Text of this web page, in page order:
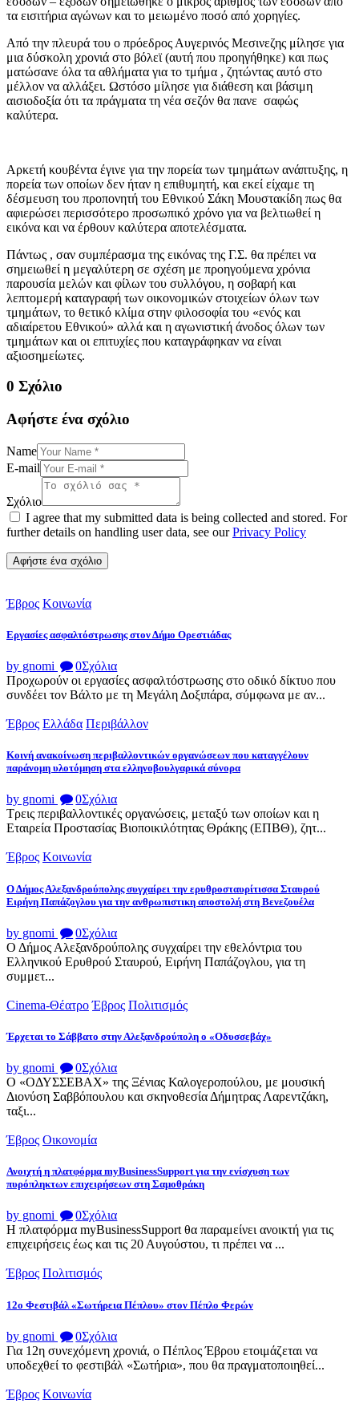
τα εισιτήρια αγώνων και το μειωμένο ποσό από χορηγίες.
Από την πλευρά του ο πρόεδρος Αυγερινός Μεσινεζης μίλησε για
μια δύσκολη χρονιά στο βόλεϊ (αυτή που προηγήθηκε) και πως
ματώσανε όλα τα αθλήματα για το τμήμα , ζητώντας αυτό στο
μέλλον να αλλάξει. Ωστόσο μίλησε για διάθεση και βάσιμη
αισιοδοξία ότι τα πράγματα τη νέα σεζόν θα πανε σαφώς
καλύτερα.
Αρκετή κουβέντα έγινε για την πορεία των τμημάτων ανάπτυξης, η
πορεία των οποίων δεν ήταν η επιθυμητή, και εκεί είχαμε τη
δέσμευση του προπονητή του Εθνικού Σάκη Μουστακίδη πως θα
αφιερώσει περισσότερο προσωπικό χρόνο για να βελτιωθεί η
εικόνα και να έρθουν καλύτερα αποτελέσματα.
Πάντως , σαν συμπέρασμα της εικόνας της Γ.Σ. θα πρέπει να
σημειωθεί η μεγαλύτερη σε σχέση με προηγούμενα χρόνια
παρουσία μελών και φίλων του συλλόγου, η σοβαρή και
λεπτομερή καταγραφή των οικονομικών στοιχείων όλων των
τμημάτων, το θετικό κλίμα στην φιλοσοφία του «ενός και
αδιαίρετου Εθνικού» αλλά και η αγωνιστική άνοδος όλων των
τμημάτων και οι επιτυχίες που καταγράφηκαν να είναι
αξιοσημείωτες.
0 Σχόλιο
Αφήστε ένα σχόλιο
Name
E-mail
Σχόλιο
I agree that my submitted data is being collected and stored. For
further details on handling user data, see ourPrivacy Policy
Έβρος Κοινωνία
Εργασίες ασφαλτόστρωσης στον Δήμο Ορεστιάδας
by gnomi 0Σχόλια
Προχωρούν οι εργασίες ασφαλτόστρωσης στο οδικό δίκτυο που
συνδέει τον Βάλτο με τη Μεγάλη Δοξιπάρα, σύμφωνα με αν...
Έβρος Ελλάδα Περιβάλλον
Κοινή ανακοίνωση περιβαλλοντικών οργανώσεων που καταγγέλουν
παράνομη υλοτόμηση στα ελληνοβουλγαρικά σύνορα
by gnomi 0Σχόλια
Τρεις περιβαλλοντικές οργανώσεις, μεταξύ των οποίων και η
Εταιρεία Προστασίας Βιοποικιλότητας Θράκης (ΕΠΒΘ), ζητ...
Έβρος Κοινωνία
Ο Δήμος Αλεξανδρούπολης συγχαίρει την ερυθροσταυρίτισσα Σταυρού
Ειρήνη Παπάζογλου για την ανθρωπιστικη αποστολή στη Βενεζουέλα
by gnomi 0Σχόλια
Ο Δήμος Αλεξανδρούπολης συγχαίρει την εθελόντρια του
Ελληνικού Ερυθρού Σταυρού, Ειρήνη Παπάζογλου, για τη
συμμετ...
Cinema-Θέατρο Έβρος Πολιτισμός
Έρχεται το Σάββατο στην Αλεξανδρούπολη ο «Οδυσσεβάχ»
by gnomi 0Σχόλια
Ο «ΟΔΥΣΣΕΒΑΧ» της Ξένιας Καλογεροπούλου, με μουσική
Διονύση Σαββόπουλου και σκηνοθεσία Δήμητρας Λαρεντζάκη,
ταξι...
Έβρος Οικονομία
Ανοιχτή η πλατφόρμα myBusinessSupport για την ενίσχυση των
πυρόπληκτων επιχειρήσεων στη Σαμοθράκη
by gnomi 0Σχόλια
Η πλατφόρμα myBusinessSupport θα παραμείνει ανοικτή για τις
επιχειρήσεις έως και τις 20 Αυγούστου, τι πρέπει να ...
Έβρος Πολιτισμός
12ο Φεστιβάλ «Σωτήρεια Πέπλου» στον Πέπλο Φερών
by gnomi 0Σχόλια
Για 12η συνεχόμενη χρονιά, ο Πέπλος Έβρου ετοιμάζεται να
υποδεχθεί το φεστιβάλ «Σωτήρια», που θα πραγματοποιηθεί...
Έβρος Κοινωνία